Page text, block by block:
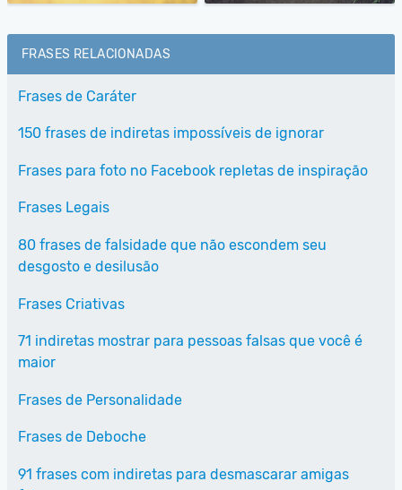
FRASES RELACIONADAS
Frases de Caráter
150 frases de indiretas impossíveis de ignorar
Frases para foto no Facebook repletas de inspiração
Frases Legais
80 frases de falsidade que não escondem seu
desgosto e desilusão
Frases Criativas
71 indiretas mostrar para pessoas falsas que você é
maior
Frases de Personalidade
Frases de Deboche
91 frases com indiretas para desmascarar amigas